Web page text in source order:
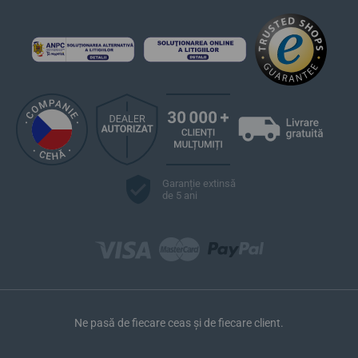
Garanție extinsă
de 5 ani
Ne pasă de fiecare ceas și de fiecare client.